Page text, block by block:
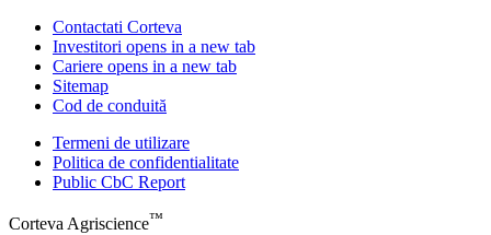
Contactati Corteva
Investitori opens in a new tab
Cariere opens in a new tab
Sitemap
Cod de conduită
Termeni de utilizare
Politica de confidentialitate
Public CbC Report
Corteva Agriscience™